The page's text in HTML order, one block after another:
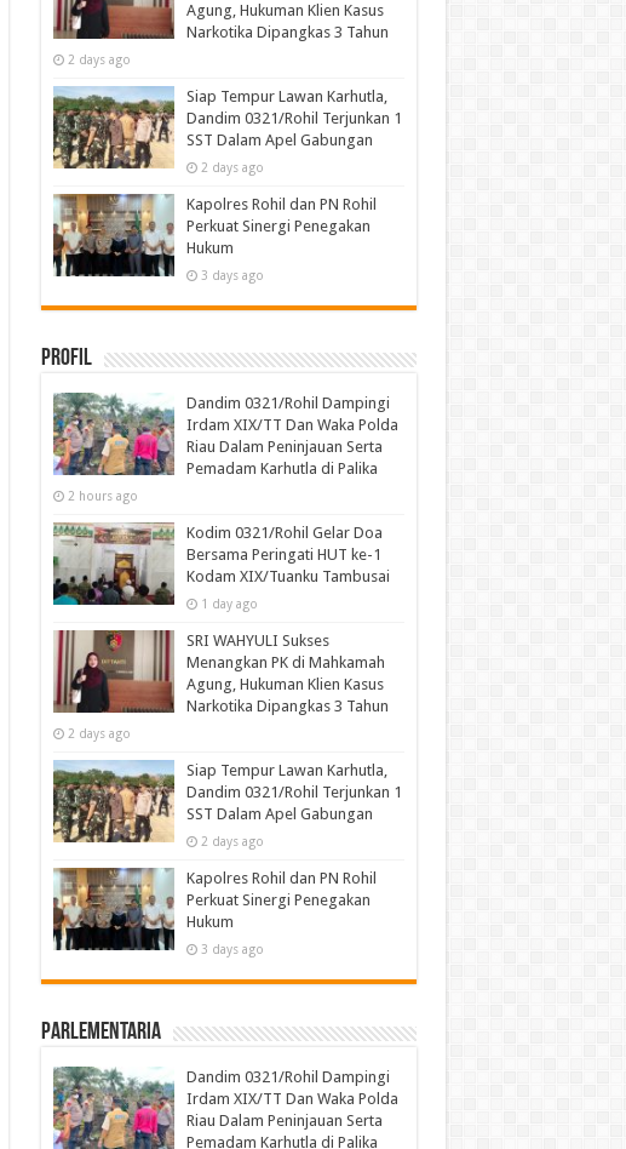
Agung, Hukuman Klien Kasus
Narkotika Dipangkas 3 Tahun
2 days ago
Siap Tempur Lawan Karhutla,
Dandim 0321/Rohil Terjunkan 1
SST Dalam Apel Gabungan
2 days ago
Kapolres Rohil dan PN Rohil
Perkuat Sinergi Penegakan
Hukum
3 days ago
Profil
Dandim 0321/Rohil Dampingi
Irdam XIX/TT Dan Waka Polda
Riau Dalam Peninjauan Serta
Pemadam Karhutla di Palika
2 hours ago
Kodim 0321/Rohil Gelar Doa
Bersama Peringati HUT ke-1
Kodam XIX/Tuanku Tambusai
1 day ago
SRI WAHYULI Sukses
Menangkan PK di Mahkamah
Agung, Hukuman Klien Kasus
Narkotika Dipangkas 3 Tahun
2 days ago
Siap Tempur Lawan Karhutla,
Dandim 0321/Rohil Terjunkan 1
SST Dalam Apel Gabungan
2 days ago
Kapolres Rohil dan PN Rohil
Perkuat Sinergi Penegakan
Hukum
3 days ago
Parlementaria
Dandim 0321/Rohil Dampingi
Irdam XIX/TT Dan Waka Polda
Riau Dalam Peninjauan Serta
Pemadam Karhutla di Palika